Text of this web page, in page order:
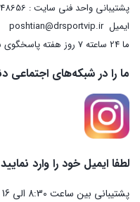
پشتیبانی واحد فنی سایت : 09058048656
ایمیلposhtian@drsportvip.ir
ما 24 ساعته 7 روز هفته پاسخگوی شما هستیم.
ما را در شبکه‌های اجتماعی
لطفا ایمیل خود را وارد نمایید
پشتیبانی بین ساعت 8:30 الی 16